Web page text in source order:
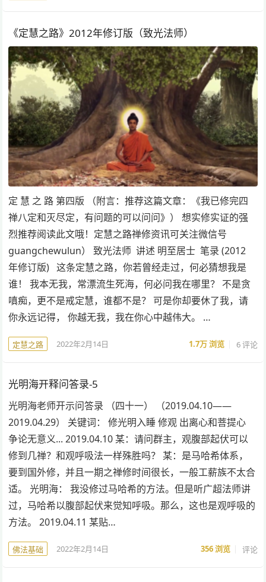
《定慧之路》2012年修订版（致光法师）
定 慧 之 路 第四版 （附言：推荐这篇文章：《我已修完四
禅八定和灭尽定，有问题的可以问问》） 想实修实证的强
烈推荐阅读此文哦！定慧之路禅修资讯可关注微信号
guangchewulun） 致光法师 讲述 明至居士 笔录 (2012
年修订版) 这条定慧之路，你若曾经走过，何必猜想我是
谁！ 我本无我，常漂流生死海，何必问我在哪里？ 不是贪
嗔痴，更不是戒定慧，谁都不是？ 可是你却要休了我，请
你永远记得， 你越无我，我在你心中越伟大。 …
定慧之路 2022年2月14日 1.7万浏览 6 评论
光明海开释问答录-5
光明海老师开示问答录 （四十一） （2019.04.10——
2019.04.29） 关键词： 修光明入睡 修观 出离心和菩提心
争论无意义... 2019.04.10 某：请问群主，观腹部起伏可以
修到几禅？和观呼吸法一样殊胜吗？ 某：是马哈希体系，
要到国外修，并且一期之禅修时间很长，一般工薪族不太合
适。 光明海： 我没修过马哈希的方法。但是听广超法师讲
过，马哈希以腹部起伏来觉知呼吸。那么，这也是观呼吸的
方法。 2019.04.11 某贴…
佛法基础 2022年2月14日 356浏览 评论